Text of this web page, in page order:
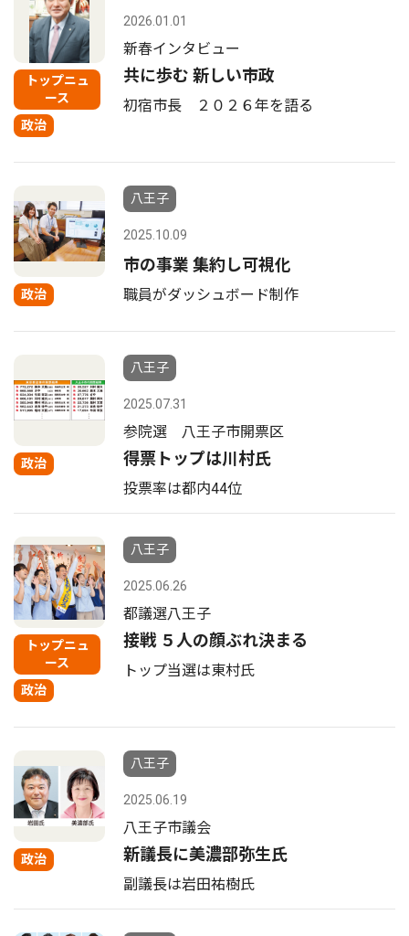
トップニュ
ース
政治
2026.01.01
新春インタビュー
共に歩む 新しい市政
初宿市長 ２０２６年を語る
政治
八王子
2025.10.09
市の事業 集約し可視化
職員がダッシュボード制作
政治
八王子
2025.07.31
参院選 八王子市開票区
得票トップは川村氏
投票率は都内44位
トップニュ
ース
政治
八王子
2025.06.26
都議選八王子
接戦 ５人の顔ぶれ決まる
トップ当選は東村氏
政治
八王子
2025.06.19
八王子市議会
新議長に美濃部弥生氏
副議長は岩田祐樹氏